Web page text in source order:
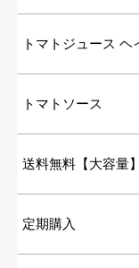
トマトジュース ヘ
トマトソース
送料無料【大容量】
定期購入